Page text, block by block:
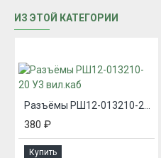
ИЗ ЭТОЙ КАТЕГОРИИ
380 ₽
Купить